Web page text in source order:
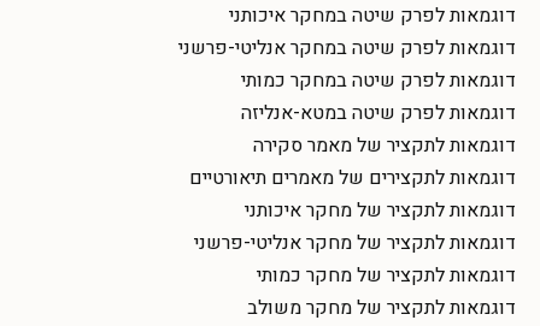
דוגמאות לפרק שיטה במחקר איכותני
דוגמאות לפרק שיטה במחקר אנליטי-פרשני
דוגמאות לפרק שיטה במחקר כמותי
דוגמאות לפרק שיטה במטא-אנליזה
דוגמאות לתקציר של מאמר סקירה
דוגמאות לתקצירים של מאמרים תיאורטיים
דוגמאות לתקציר של מחקר איכותני
דוגמאות לתקציר של מחקר אנליטי-פרשני
דוגמאות לתקציר של מחקר כמותי
דוגמאות לתקציר של מחקר משולב